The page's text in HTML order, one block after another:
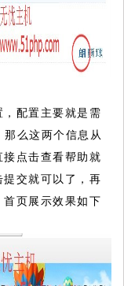
配置主要就是需
么这两个信息从
点击查看帮助就
交就可以了，再
页展示效果如下